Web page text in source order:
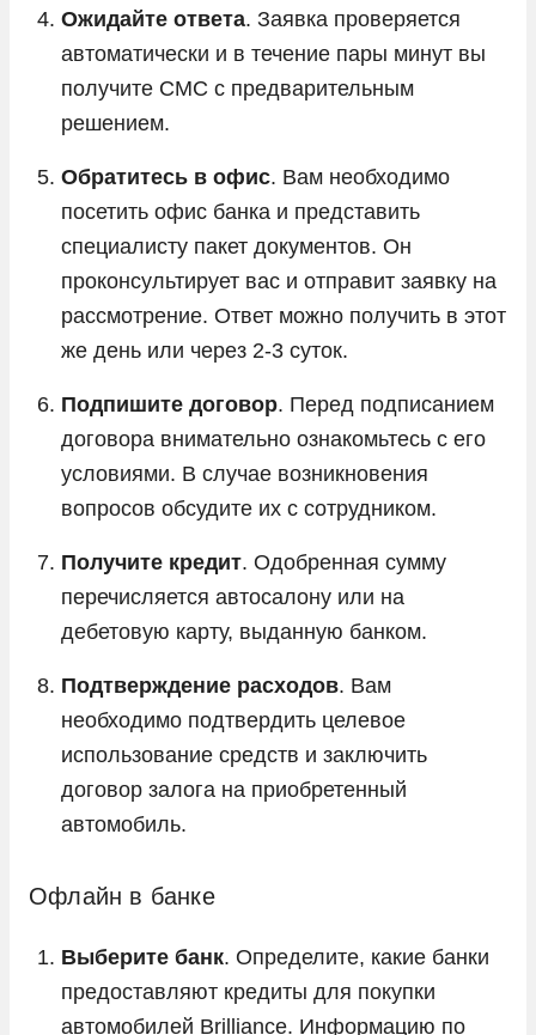
Ожидайте ответа. Заявка проверяется
автоматически и в течение пары минут вы
получите СМС с предварительным
решением.
Обратитесь в офис. Вам необходимо
посетить офис банка и представить
специалисту пакет документов. Он
проконсультирует вас и отправит заявку на
рассмотрение. Ответ можно получить в этот
же день или через 2-3 суток.
Подпишите договор. Перед подписанием
договора внимательно ознакомьтесь с его
условиями. В случае возникновения
вопросов обсудите их с сотрудником.
Получите кредит. Одобренная сумму
перечисляется автосалону или на
дебетовую карту, выданную банком.
Подтверждение расходов. Вам
необходимо подтвердить целевое
использование средств и заключить
договор залога на приобретенный
автомобиль.
Офлайн в банке
Выберите банк. Определите, какие банки
предоставляют кредиты для покупки
автомобилей Brilliance. Информацию по